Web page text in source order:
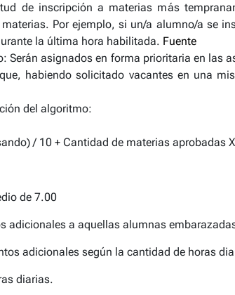
de inscripción a materias más
Por ejemplo, si un/a alumno/a se
la última hora habilitada. Fuente
Serán asignados en forma prioritaria en
habiendo solicitado vacantes en una
del algoritmo:
/ 10 + Cantidad de materias aprobadas
de 7.00
adicionales a aquellas alumnas
adicionales según la cantidad de horas
diarias.